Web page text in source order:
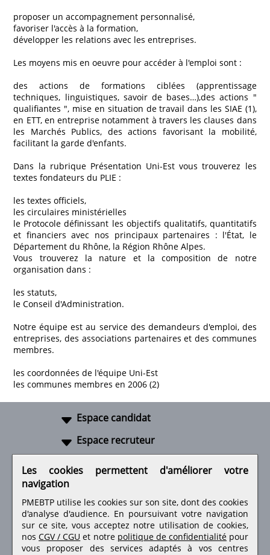
proposer un accompagnement personnalisé,
favoriser l'accès à la formation,
développer les relations avec les entreprises.
Les moyens mis en oeuvre pour accéder à l'emploi sont :
des actions de formations ciblées (apprentissage
techniques, linguistiques, savoir de bases…),des actions "
qualifiantes ", mise en situation de travail dans les SIAE (1),
en ETT, en entreprise notamment à travers les clauses dans
les Marchés Publics, des actions favorisant la mobilité,
facilitant la garde d'enfants.
Dans la rubrique Présentation Uni-Est vous trouverez les
textes fondateurs du PLIE :
les textes officiels,
les circulaires ministérielles
le Protocole définissant les objectifs qualitatifs, quantitatifs
et financiers avec nos principaux partenaires : l'État, le
Département du Rhône, la Région Rhône Alpes.
Vous trouverez la nature et la composition de notre
organisation dans :
les statuts,
le Conseil d'Administration.
Notre équipe est au service des demandeurs d'emploi, des
entreprises, des associations partenaires et des communes
membres.
les coordonnées de l'équipe Uni-Est
les communes membres en 2006 (2)
Espace candidat
Espace recruteur
Retrouvez-nous sur les réseaux sociaux
Les cookies permettent d'améliorer votre
navigation
PMEBTP utilise les cookies sur son site, dont des cookies
d'analyse d'audience. En poursuivant votre navigation
sur ce site, vous acceptez notre utilisation de cookies,
nos CGV / CGU et notre politique de confidentialité pour
vous proposer des services adaptés à vos centres